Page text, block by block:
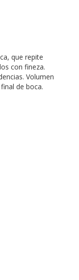
que repite
con fineza.
Volumen
de boca.